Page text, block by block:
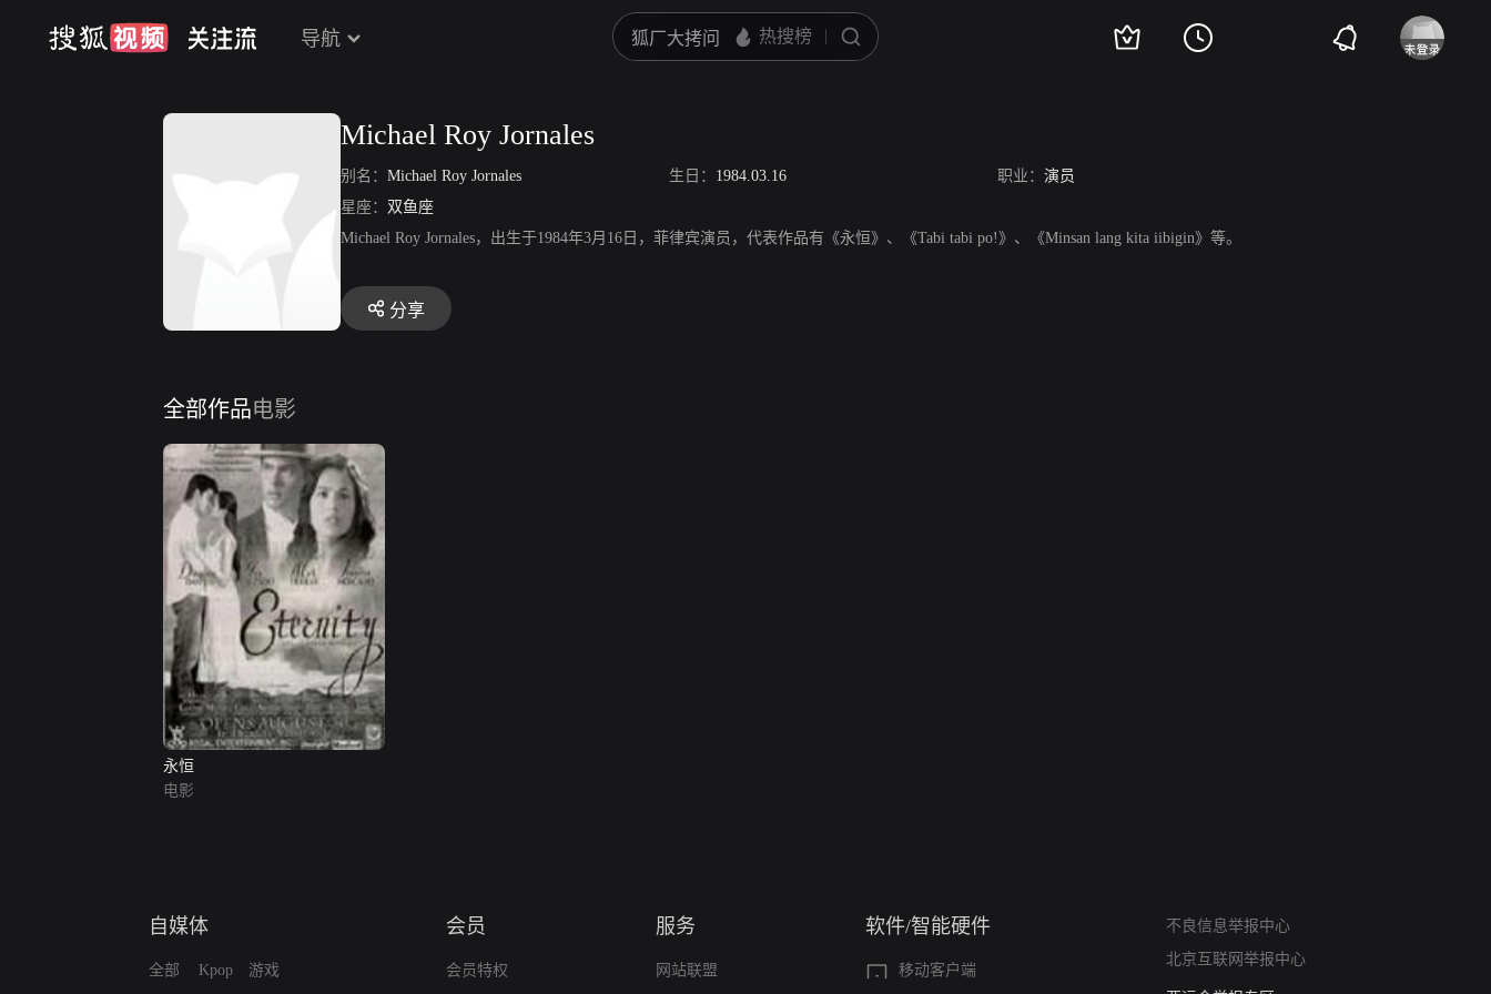
导航
Michael Roy Jornales
别名： Michael Roy Jornales 生日： 1984.03.16 职业： 演员
星座： 双鱼座
Michael Roy Jornales，出生于1984年3月16日，菲律宾演员，代表作品有《永恒》、《Tabi tabi po!》、《Minsan lang kita iibigin》等。
分享
全部作品电影
永恒
电影
自媒体
全部 Kpop 游戏
会员
会员特权
服务
网站联盟
软件/智能硬件
移动客户端
不良信息举报中心
北京互联网举报中心
算法推荐专项举报